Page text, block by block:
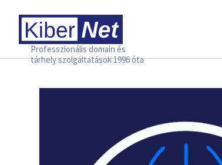
Professzionális domain és
tárhely szolgáltatások 1996 óta